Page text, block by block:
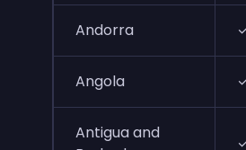
Andorra
Angola
Antigua and